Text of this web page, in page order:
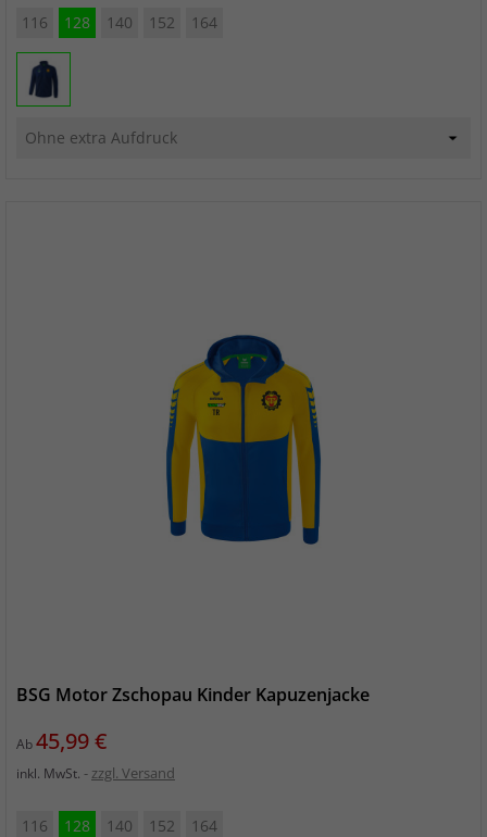
116 128 140 152 164
BSG Motor Zschopau Kinder Kapuzenjacke
AbPreis
45,99 €
inkl. MwSt. zzgl. Versand
116 128 140 152 164